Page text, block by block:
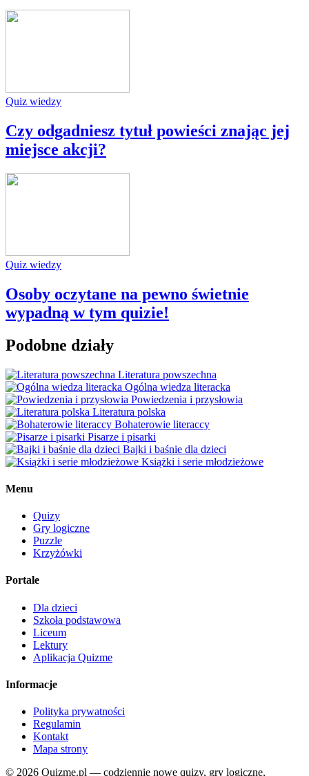
Quiz wiedzy
Czy odgadniesz tytuł powieści znając jej
miejsce akcji?
Quiz wiedzy
Osoby oczytane na pewno świetnie
wypadną w tym quizie!
Podobne działy
Literatura powszechna
Ogólna wiedza literacka
Powiedzenia i przysłowia
Literatura polska
Bohaterowie literaccy
Pisarze i pisarki
Bajki i baśnie dla dzieci
Książki i serie młodzieżowe
Menu
Quizy
Gry logiczne
Puzzle
Krzyżówki
Portale
Dla dzieci
Szkoła podstawowa
Liceum
Lektury
Aplikacja Quizme
Informacje
Polityka prywatności
Regulamin
Kontakt
Mapa strony
© 2026 Quizme.pl — codziennie nowe quizy, gry logiczne,